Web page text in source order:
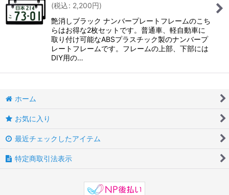
(税込: 2,200円)
艶消しブラック ナンバープレートフレームのこち
らはお得な2枚セットです。普通車、軽自動車に
取り付け可能なABSプラスチック製のナンバープ
レートフレームです。フレームの上部、下部には
DIY用の…
ホーム
お気に入り
最近チェックしたアイテム
特定商取引法表示